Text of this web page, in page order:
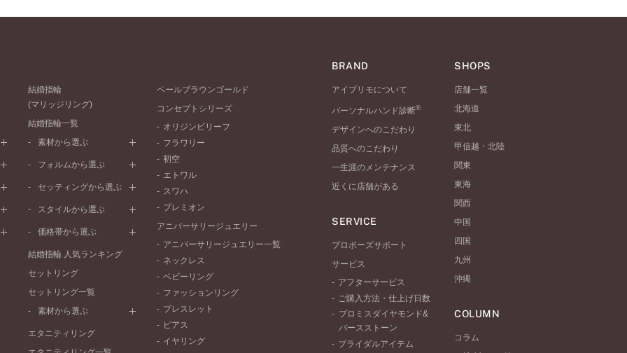
結婚指輪
(マリッジリング)
結婚指輪一覧
素材から選ぶ
プラチナ
ピンクゴールド
ペールブラウンゴールド
フォルムから選ぶ
ストレートライン
V字ライン
セッティングから選ぶ
プレーン
セベラルメレ
ラインメレ
スタイルから選ぶ
シンプル
モード
エレガント
ゴージャス
価格帯から選ぶ
50万円～
20万円～30万円
10万円～20万円
結婚指輪 人気ランキング
セットリング
セットリング一覧
素材から選ぶ
プラチナ
エタニティリング
ペールブラウンゴールド
コンセプトシリーズ
オリジンビリーフ
フラワリー
初空
エトワル
スワハ
プレミオン
アニバーサリージュエリー
アニバーサリージュエリー一覧
ネックレス
ベビーリング
ファッションリング
ブレスレット
ピアス
イヤリング
BRAND
アイプリモについて
パーソナルハンド診断®
デザインへのこだわり
品質へのこだわり
一生涯のメンテナンス
近くに店舗がある
SERVICE
プロポーズサポート
サービス
アフターサービス
ご購入方法・仕上げ日数
プロミスダイヤモンド&
バースストーン
ブライダルアイテム
SHOPS
店舗一覧
北海道
東北
甲信越・北陸
関東
東海
関西
中国
四国
九州
沖縄
COLUMN
コラム